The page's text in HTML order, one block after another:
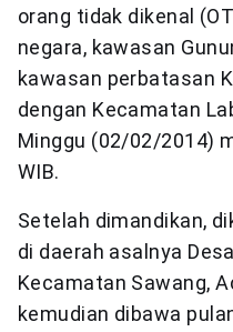
orang tidak dikenal
negara, kawasan
kawasan perbatasan
dengan Kecamatan
Minggu (02/02/2014)
WIB.
Setelah dimandikan,
di daerah asalnya
Kecamatan Sawang,
kemudian dibawa